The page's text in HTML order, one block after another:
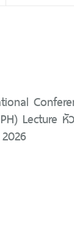
Lecture